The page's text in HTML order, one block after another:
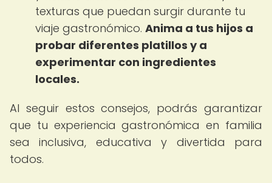
texturas que puedan surgir durante tu
viaje gastronómico. Anima a tus hijos a
probar diferentes platillos y a
experimentar con ingredientes
locales.
Al seguir estos consejos, podrás garantizar
que tu experiencia gastronómica en familia
sea inclusiva, educativa y divertida para
todos.